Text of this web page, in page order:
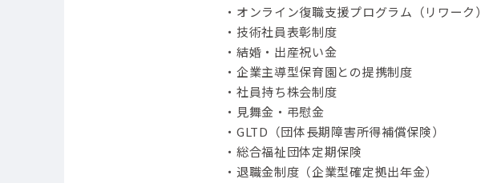
・オンライン復職支援プログラム（リワーク）
・技術社員表彰制度
・結婚・出産祝い金
・企業主導型保育園との提携制度
・社員持ち株会制度
・見舞金・弔慰金
・GLTD（団体長期障害所得補償保険）
・総合福祉団体定期保険
・退職金制度（企業型確定拠出年金）